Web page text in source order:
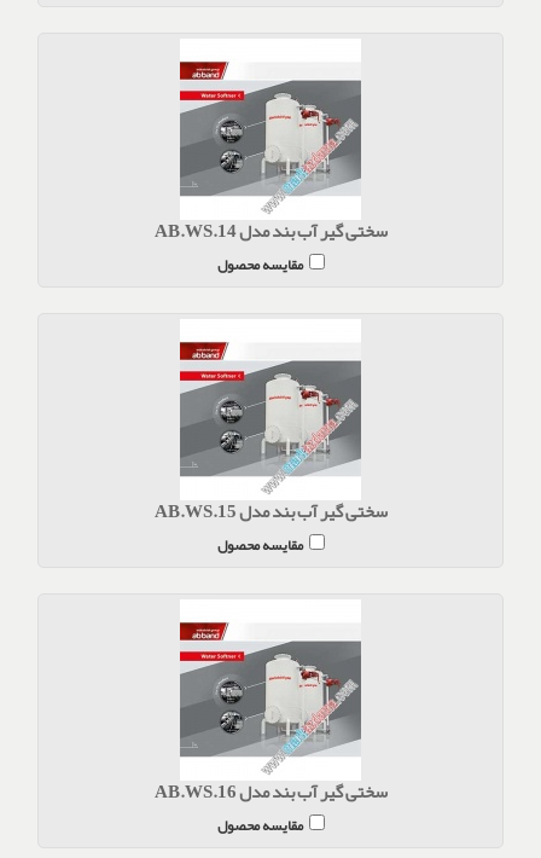
سختی گیر آب بند مدل AB.WS.14
مقایسه محصول
سختی گیر آب بند مدل AB.WS.15
مقایسه محصول
سختی گیر آب بند مدل AB.WS.16
مقایسه محصول